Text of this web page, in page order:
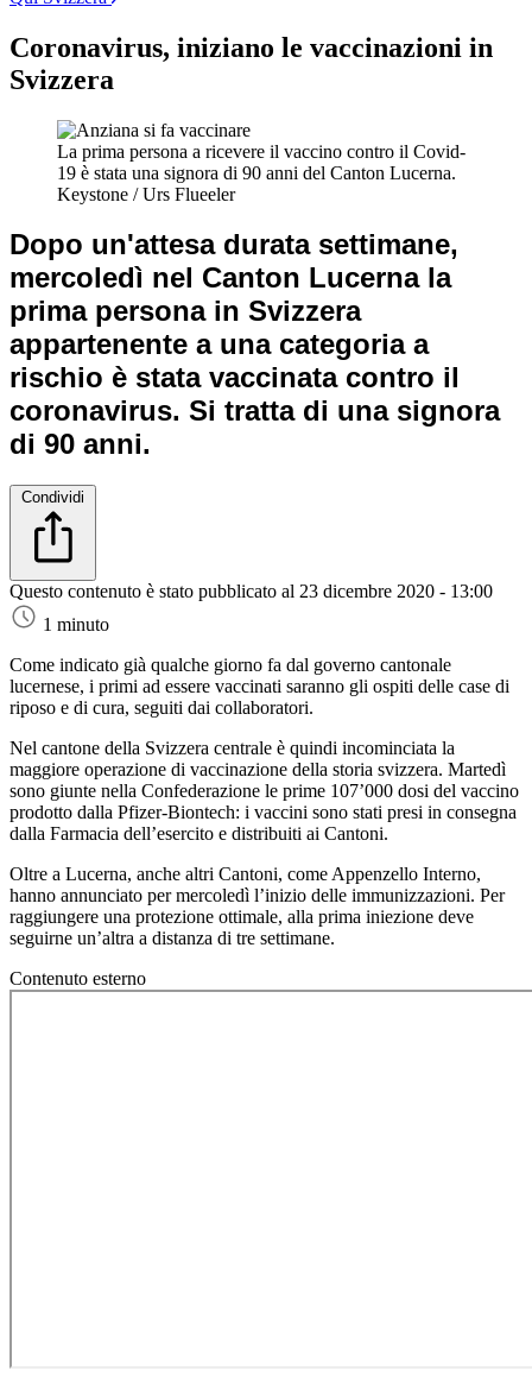
Coronavirus, iniziano le vaccinazioni in
Svizzera
La prima persona a ricevere il vaccino contro il Covid-
19 è stata una signora di 90 anni del Canton Lucerna.
Keystone / Urs Flueeler
Dopo un'attesa durata settimane,
mercoledì nel Canton Lucerna la
prima persona in Svizzera
appartenente a una categoria a
rischio è stata vaccinata contro il
coronavirus. Si tratta di una signora
di 90 anni.
Condividi
Questo contenuto è stato pubblicato al 23 dicembre 2020 - 13:00
1 minuto
Come indicato già qualche giorno fa dal governo cantonale
lucernese, i primi ad essere vaccinati saranno gli ospiti delle case di
riposo e di cura, seguiti dai collaboratori.
Nel cantone della Svizzera centrale è quindi incominciata la
maggiore operazione di vaccinazione della storia svizzera. Martedì
sono giunte nella Confederazione le prime 107’000 dosi del vaccino
prodotto dalla Pfizer-Biontech: i vaccini sono stati presi in consegna
dalla Farmacia dell’esercito e distribuiti ai Cantoni.
Oltre a Lucerna, anche altri Cantoni, come Appenzello Interno,
hanno annunciato per mercoledì l’inizio delle immunizzazioni. Per
raggiungere una protezione ottimale, alla prima iniezione deve
seguirne un’altra a distanza di tre settimane.
Contenuto esterno